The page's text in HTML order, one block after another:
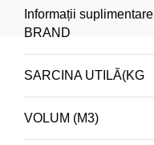
Informații suplimentare
BRAND
SARCINA UTILĂ(KG
VOLUM (M3)